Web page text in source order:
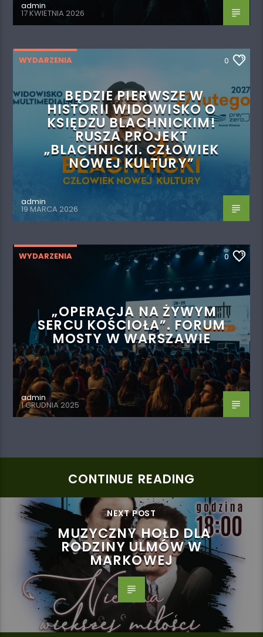
admin
17 KWIETNIA 2026
WYDARZENIA 0
BĘDZIE PIERWSZE W
HISTORII WIDOWISKO O
KSIĘDZU BLACHNICKIM!
RUSZA PROJEKT
„BLACHNICKI. CZŁOWIEK
NOWEJ KULTURY”
admin
19 MARCA 2026
WYDARZENIA 0
„OPERACJA NA ŻYWYM
SERCU KOŚCIOŁA”. FORUM
MOSTY W WARSZAWIE
admin
1 GRUDNIA 2025
CONTINUE READING
NEXT POST
MUZYCZNY HOŁD DLA
RODZINY ULMÓW W
MARKOWEJ